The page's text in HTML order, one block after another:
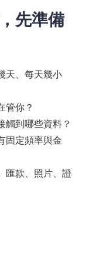
先準備
天、每天幾小
管你？
觸到哪些資料？
固定頻率與金
匯款、照片、證